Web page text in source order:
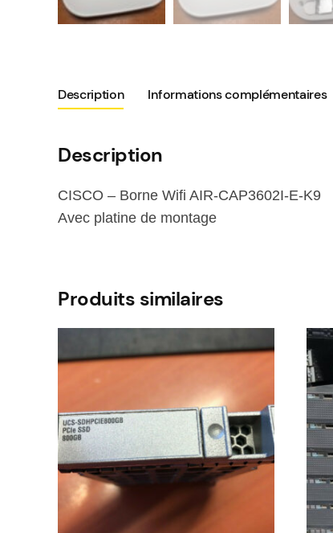
Description Informations complémentaires
Description
CISCO – Borne Wifi AIR-CAP3602I-E-K9
Avec platine de montage
Produits similaires